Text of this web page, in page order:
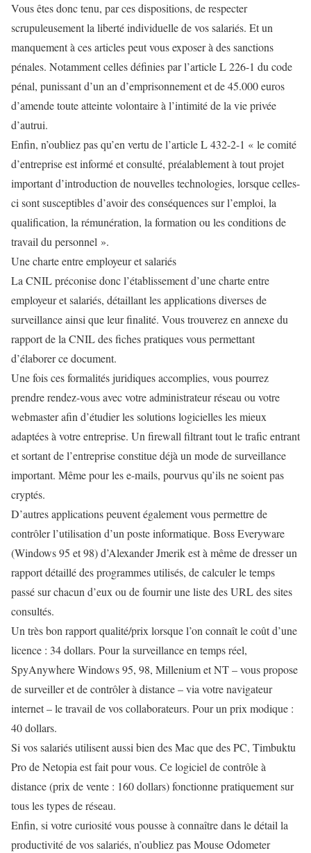
Vous êtes donc tenu, par ces dispositions, de respecter
scrupuleusement la liberté individuelle de vos salariés. Et un
manquement à ces articles peut vous exposer à des sanctions
pénales. Notamment celles définies par l’article L 226-1 du code
pénal, punissant d’un an d’emprisonnement et de 45.000 euros
d’amende toute atteinte volontaire à l’intimité de la vie privée
d’autrui.
Enfin, n’oubliez pas qu’en vertu de l’article L 432-2-1 « le comité
d’entreprise est informé et consulté, préalablement à tout projet
important d’introduction de nouvelles technologies, lorsque celles-
ci sont susceptibles d’avoir des conséquences sur l’emploi, la
qualification, la rémunération, la formation ou les conditions de
travail du personnel ».
Une charte entre employeur et salariés
La CNIL préconise donc l’établissement d’une charte entre
employeur et salariés, détaillant les applications diverses de
surveillance ainsi que leur finalité. Vous trouverez en annexe du
rapport de la CNIL des fiches pratiques vous permettant
d’élaborer ce document.
Une fois ces formalités juridiques accomplies, vous pourrez
prendre rendez-vous avec votre administrateur réseau ou votre
webmaster afin d’étudier les solutions logicielles les mieux
adaptées à votre entreprise. Un firewall filtrant tout le trafic entrant
et sortant de l’entreprise constitue déjà un mode de surveillance
important. Même pour les e-mails, pourvus qu’ils ne soient pas
cryptés.
D’autres applications peuvent également vous permettre de
contrôler l’utilisation d’un poste informatique. Boss Everyware
(Windows 95 et 98) d’Alexander Jmerik est à même de dresser un
rapport détaillé des programmes utilisés, de calculer le temps
passé sur chacun d’eux ou de fournir une liste des URL des sites
consultés.
Un très bon rapport qualité/prix lorsque l’on connaît le coût d’une
licence : 34 dollars. Pour la surveillance en temps réel,
SpyAnywhere Windows 95, 98, Millenium et NT – vous propose
de surveiller et de contrôler à distance – via votre navigateur
internet – le travail de vos collaborateurs. Pour un prix modique :
40 dollars.
Si vos salariés utilisent aussi bien des Mac que des PC, Timbuktu
Pro de Netopia est fait pour vous. Ce logiciel de contrôle à
distance (prix de vente : 160 dollars) fonctionne pratiquement sur
tous les types de réseau.
Enfin, si votre curiosité vous pousse à connaître dans le détail la
productivité de vos salariés, n’oubliez pas Mouse Odometer